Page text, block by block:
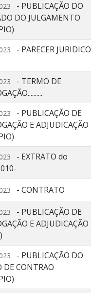
- PUBLICAÇÃO DO
DO JULGAMENTO
- PARECER JURIDICO
- TERMO DE
- PUBLICAÇÃO DE
E ADJUDICAÇÃO
- EXTRATO do
- CONTRATO
- PUBLICAÇÃO DE
E ADJUDICAÇÃO
- PUBLICAÇÃO DO
DE CONTRAO